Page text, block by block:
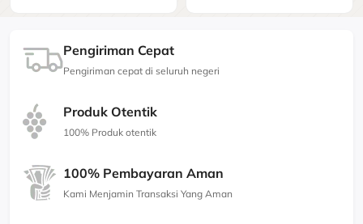
Pengiriman Cepat
Pengiriman cepat di seluruh negeri
Produk Otentik
100% Produk otentik
100% Pembayaran Aman
Kami Menjamin Transaksi Yang Aman